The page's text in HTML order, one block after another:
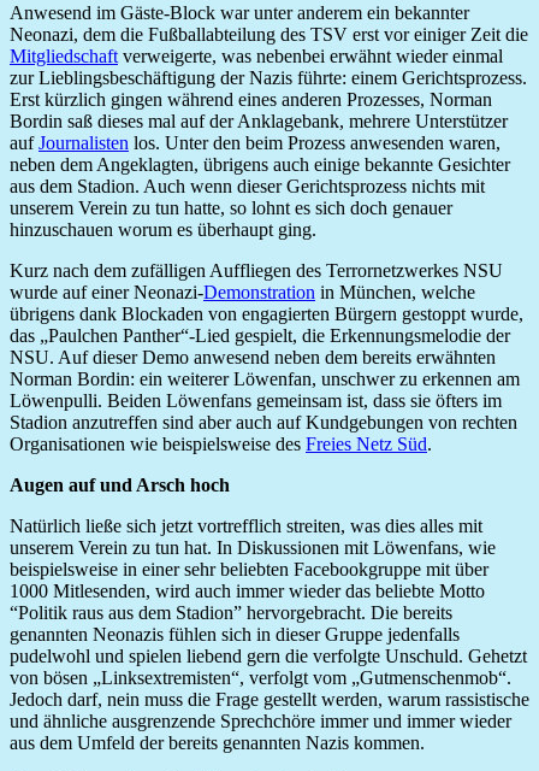
Anwesend im Gäste-Block war unter anderem ein bekannter
Neonazi, dem die Fußballabteilung des TSV erst vor einiger Zeit die
Mitgliedschaft verweigerte, was nebenbei erwähnt wieder einmal
zur Lieblingsbeschäftigung der Nazis führte: einem Gerichtsprozess.
Erst kürzlich gingen während eines anderen Prozesses, Norman
Bordin saß dieses mal auf der Anklagebank, mehrere Unterstützer
aufJournalisten los. Unter den beim Prozess anwesenden waren,
neben dem Angeklagten, übrigens auch einige bekannte Gesichter
aus dem Stadion. Auch wenn dieser Gerichtsprozess nichts mit
unserem Verein zu tun hatte, so lohnt es sich doch genauer
hinzuschauen worum es überhaupt ging.
Kurz nach dem zufälligen Auffliegen des Terrornetzwerkes NSU
wurde auf einer Neonazi-Demonstration in München, welche
übrigens dank Blockaden von engagierten Bürgern gestoppt wurde,
das „Paulchen Panther“-Lied gespielt, die Erkennungsmelodie der
NSU. Auf dieser Demo anwesend neben dem bereits erwähnten
Norman Bordin: ein weiterer Löwenfan, unschwer zu erkennen am
Löwenpulli. Beiden Löwenfans gemeinsam ist, dass sie öfters im
Stadion anzutreffen sind aber auch auf Kundgebungen von rechten
Organisationen wie beispielsweise des Freies Netz Süd.
Augen auf und Arsch hoch
Natürlich ließe sich jetzt vortrefflich streiten, was dies alles mit
unserem Verein zu tun hat. In Diskussionen mit Löwenfans, wie
beispielsweise in einer sehr beliebten Facebookgruppe mit über
1000 Mitlesenden, wird auch immer wieder das beliebte Motto
“Politik raus aus dem Stadion” hervorgebracht. Die bereits
genannten Neonazis fühlen sich in dieser Gruppe jedenfalls
pudelwohl und spielen liebend gern die verfolgte Unschuld. Gehetzt
von bösen „Linksextremisten“, verfolgt vom „Gutmenschenmob“.
Jedoch darf, nein muss die Frage gestellt werden, warum rassistische
und ähnliche ausgrenzende Sprechchöre immer und immer wieder
aus dem Umfeld der bereits genannten Nazis kommen.